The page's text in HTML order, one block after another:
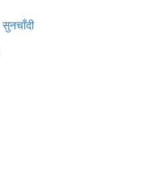
सुनचाँदी